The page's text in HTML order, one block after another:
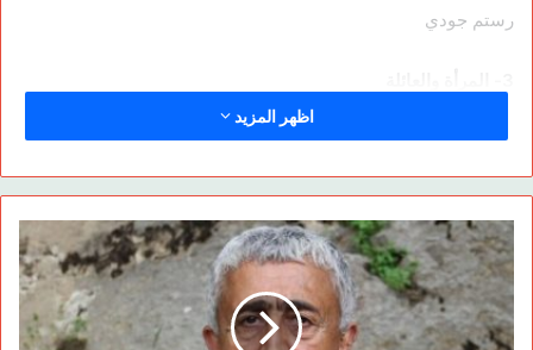
رستم جودي
تنتحر المرأة من أجل الحفاظ على شرف الرجل وفي الوقت نفسه
الرجل يقتل المرأة من أجل الحفاظ على شرفه، كثيراً ما نسمع عن
حالات انتحار المرأة في العديد من المناطق، لماذا تنتحر المرأة؟ ربما
تكون هناك بعض الأزمات الاجتماعية، ولكن في الكثير من الأحيان
يكون سبب لجوء المرأة إلى الانتحار حين يعلم أهل البنت بأنها التقت
برجل في الشارع وتبادلت معه الابتسامة والمشاعر، فلماذا تقدم على
الانتحار؟ هي لا تنتحر من أجل نفسها، إنما تنتحر كي لا تشوه سمعة
اظهر المزيد